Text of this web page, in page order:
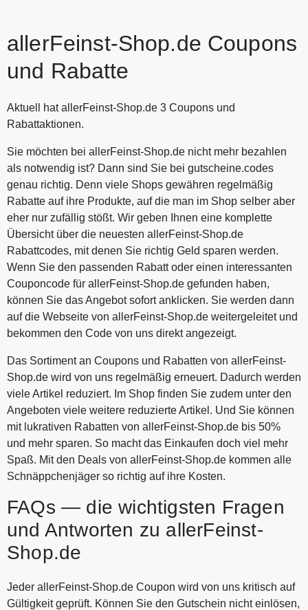
allerFeinst-Shop.de Coupons
und Rabatte
Aktuell hat allerFeinst-Shop.de 3 Coupons und
Rabattaktionen.
Sie möchten bei allerFeinst-Shop.de nicht mehr bezahlen
als notwendig ist? Dann sind Sie bei gutscheine.codes
genau richtig. Denn viele Shops gewähren regelmäßig
Rabatte auf ihre Produkte, auf die man im Shop selber aber
eher nur zufällig stößt. Wir geben Ihnen eine komplette
Übersicht über die neuesten allerFeinst-Shop.de
Rabattcodes, mit denen Sie richtig Geld sparen werden.
Wenn Sie den passenden Rabatt oder einen interessanten
Couponcode für allerFeinst-Shop.de gefunden haben,
können Sie das Angebot sofort anklicken. Sie werden dann
auf die Webseite von allerFeinst-Shop.de weitergeleitet und
bekommen den Code von uns direkt angezeigt.
Das Sortiment an Coupons und Rabatten von allerFeinst-
Shop.de wird von uns regelmäßig erneuert. Dadurch werden
viele Artikel reduziert. Im Shop finden Sie zudem unter den
Angeboten viele weitere reduzierte Artikel. Und Sie können
mit lukrativen Rabatten von allerFeinst-Shop.de bis 50%
und mehr sparen. So macht das Einkaufen doch viel mehr
Spaß. Mit den Deals von allerFeinst-Shop.de kommen alle
Schnäppchenjäger so richtig auf ihre Kosten.
FAQs — die wichtigsten Fragen
und Antworten zu allerFeinst-
Shop.de
Jeder allerFeinst-Shop.de Coupon wird von uns kritisch auf
Gültigkeit geprüft. Können Sie den Gutschein nicht einlösen,